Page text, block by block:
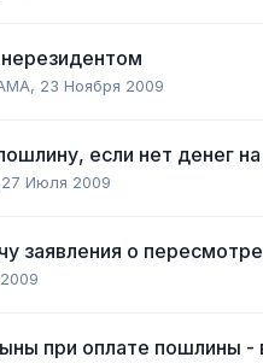
, 23 Ноября 2009
если нет денег
27 Июля 2009
заявления о
при оплате пошлины